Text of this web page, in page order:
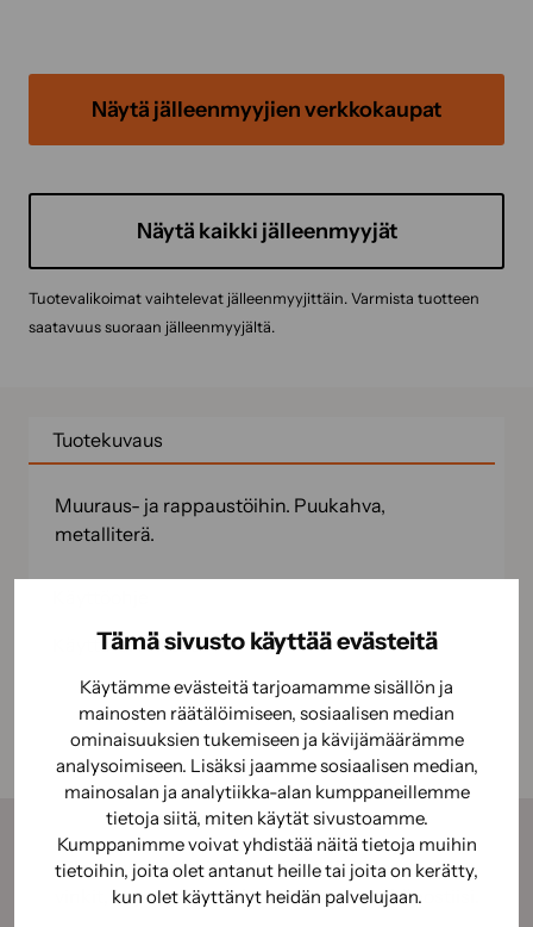
Tämä sivusto käyttää evästeitä
Käytämme evästeitä tarjoamamme sisällön ja
mainosten räätälöimiseen, sosiaalisen median
ominaisuuksien tukemiseen ja kävijämäärämme
analysoimiseen. Lisäksi jaamme sosiaalisen median,
mainosalan ja analytiikka-alan kumppaneillemme
tietoja siitä, miten käytät sivustoamme.
Kumppanimme voivat yhdistää näitä tietoja muihin
tietoihin, joita olet antanut heille tai joita on kerätty,
kun olet käyttänyt heidän palvelujaan.
Näytä jälleenmyyjien verkkokaupat
Näytä kaikki jälleenmyyjät
Tuotevalikoimat vaihtelevat jälleenmyyjittäin. Varmista tuotteen
saatavuus suoraan jälleenmyyjältä.
Tuotekuvaus
Muuraus- ja rappaustöihin. Puukahva,
metalliterä.
Käyttöturvallisuus
Tilaamalla uutiskirjeemme saat kauden parhaat
vinkit, ohjeet ja tarjoukset suoraan sähköpostiisi.